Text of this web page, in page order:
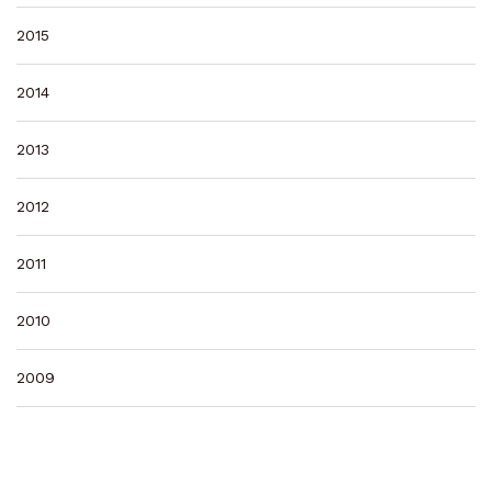
2015
2014
2013
2012
2011
2010
2009